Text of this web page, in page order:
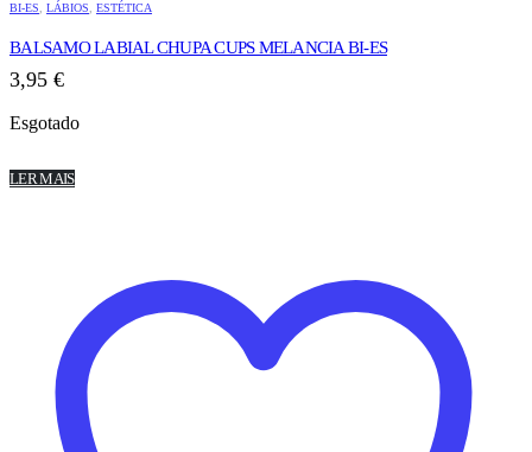
BI-ES LÁBIOS ESTÉTICA
BALSAMO LABIAL CHUPA CUPS MELANCIA BI-ES
3,95 €
Esgotado
LER MAIS